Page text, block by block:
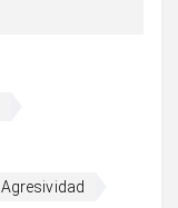
Agresividad